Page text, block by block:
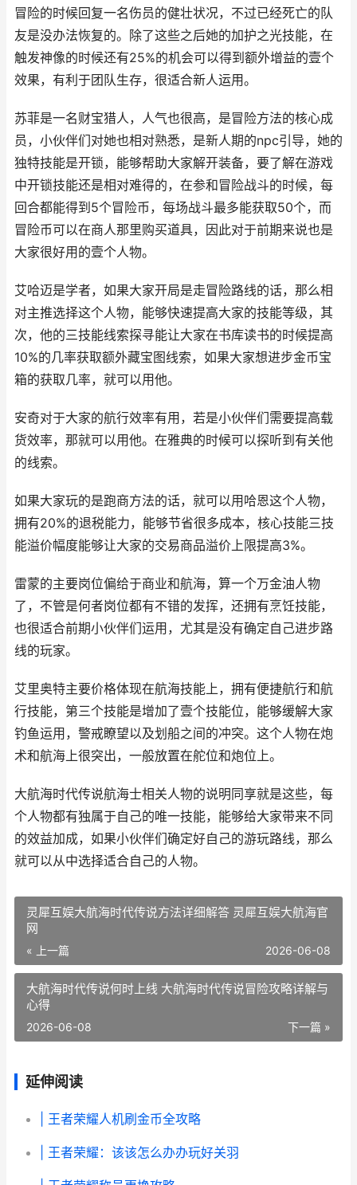
冒险的时候回复一名伤员的健壮状况，不过已经死亡的队
友是没办法恢复的。除了这些之后她的加护之光技能，在
触发神像的时候还有25%的机会可以得到额外增益的壹个
效果，有利于团队生存，很适合新人运用。
苏菲是一名财宝猎人，人气也很高，是冒险方法的核心成
员，小伙伴们对她也相对熟悉，是新人期的npc引导，她的
独特技能是开锁，能够帮助大家解开装备，要了解在游戏
中开锁技能还是相对难得的，在参和冒险战斗的时候，每
回合都能得到5个冒险币，每场战斗最多能获取50个，而
冒险币可以在商人那里购买道具，因此对于前期来说也是
大家很好用的壹个人物。
艾哈迈是学者，如果大家开局是走冒险路线的话，那么相
对主推选择这个人物，能够快速提高大家的技能等级，其
次，他的三技能线索探寻能让大家在书库读书的时候提高
10%的几率获取额外藏宝图线索，如果大家想进步金币宝
箱的获取几率，就可以用他。
安奇对于大家的航行效率有用，若是小伙伴们需要提高载
货效率，那就可以用他。在雅典的时候可以探听到有关他
的线索。
如果大家玩的是跑商方法的话，就可以用哈恩这个人物，
拥有20%的退税能力，能够节省很多成本，核心技能三技
能溢价幅度能够让大家的交易商品溢价上限提高3%。
雷蒙的主要岗位偏给于商业和航海，算一个万金油人物
了，不管是何者岗位都有不错的发挥，还拥有烹饪技能，
也很适合前期小伙伴们运用，尤其是没有确定自己进步路
线的玩家。
艾里奥特主要价格体现在航海技能上，拥有便捷航行和航
行技能，第三个技能是增加了壹个技能位，能够缓解大家
钓鱼运用，警戒瞭望以及划船之间的冲突。这个人物在炮
术和航海上很突出，一般放置在舵位和炮位上。
大航海时代传说航海士相关人物的说明同享就是这些，每
个人物都有独属于自己的唯一技能，能够给大家带来不同
的效益加成，如果小伙伴们确定好自己的游玩路线，那么
就可以从中选择适合自己的人物。
灵犀互娱大航海时代传说方法详细解答 灵犀互娱大航海官
网
« 上一篇 2026-06-08
大航海时代传说何时上线 大航海时代传说冒险攻略详解与
心得
下一篇 »
2026-06-08
延伸阅读
| 王者荣耀人机刷金币全攻略
| 王者荣耀：该该怎么办办玩好关羽